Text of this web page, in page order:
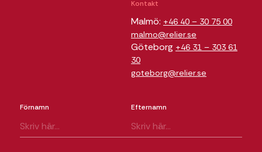
Kontakt
Malmö: +46 40 – 30 75 00
malmo@relier.se
Göteborg +46 31 – 303 61
30
goteborg@relier.se
Förnamn Efternamn